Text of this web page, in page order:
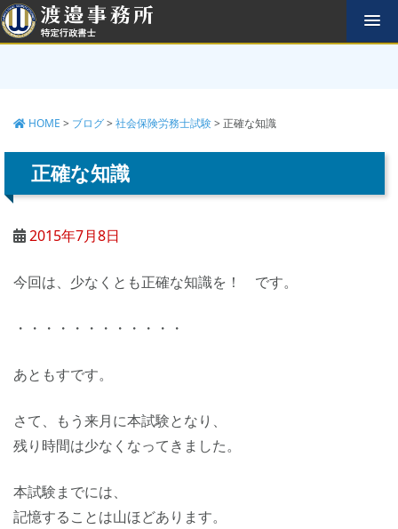
コ
ン
テ
HOME > ブログ> 社会保険労務士試験> 正確な知識
正確な知識
2015年7月8日
今回は、少なくとも正確な知識を！ です。
・・・・・・・・・・・・
あともすです。
さて、もう来月に本試験となり、
残り時間は少なくなってきました。
本試験までには、
記憶することは山ほどあります。